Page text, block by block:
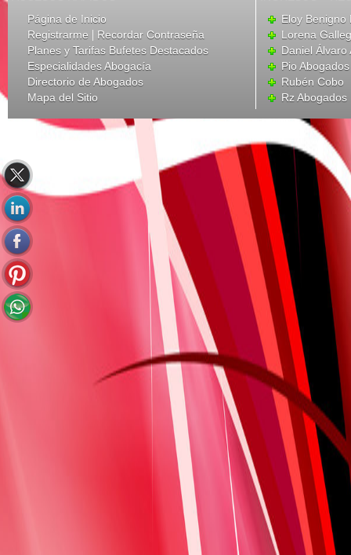
Página de Inicio
Registrarme | Recordar Contraseña
Planes y Tarifas Bufetes Destacados
Especialidades Abogacía
Directorio de Abogados
Mapa del Sitio
Eloy Benigno
Lorena
Daniel Álvaro
Pio
Rubén Cobo
Rz Abogados